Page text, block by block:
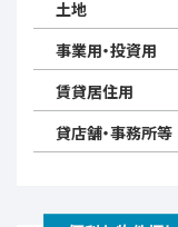
土地
事業用・投資用
賃貸居住用
貸店舗・事務所等